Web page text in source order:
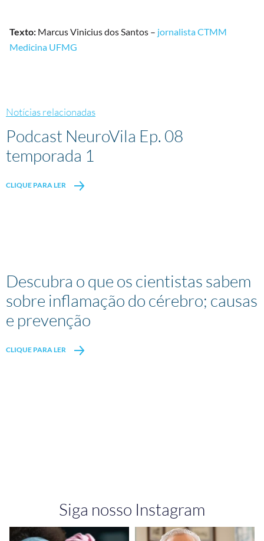
Texto: Marcus Vinicius dos Santos – jornalista CTMM
Medicina UFMG
Notícias relacionadas
Podcast NeuroVila Ep. 08
temporada 1
CLIQUE PARA LER
Descubra o que os cientistas sabem
sobre inflamação do cérebro; causas
e prevenção
CLIQUE PARA LER
Siga nosso Instagram